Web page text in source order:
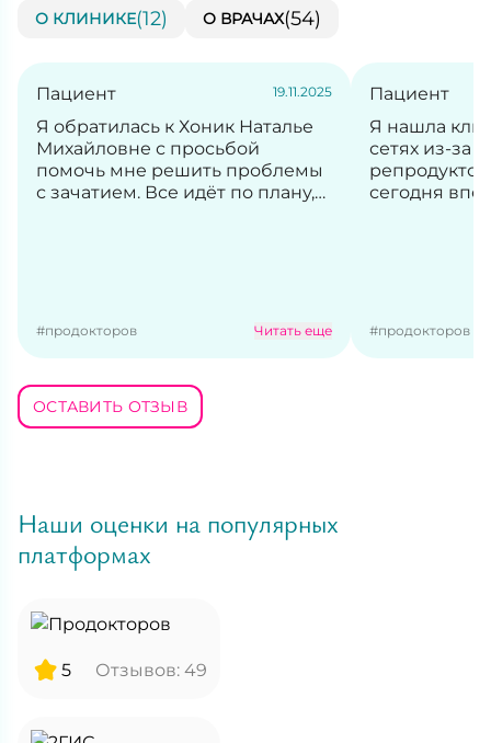
О КЛИНИКЕ(12) О ВРАЧАХ(54)
Пациент 19.11.2025
Я обратилась к Хоник Наталье
Михайловне с просьбой
помочь мне решить проблемы
с зачатием. Все идёт по плану,
#продокторов Читать еще
Пациент
Я нашла
сетях из-за
сегодня
приехала на
#продокторов
ОСТАВИТЬ ОТЗЫВ
Наши оценки на популярных
платформах
5 Отзывов: 49